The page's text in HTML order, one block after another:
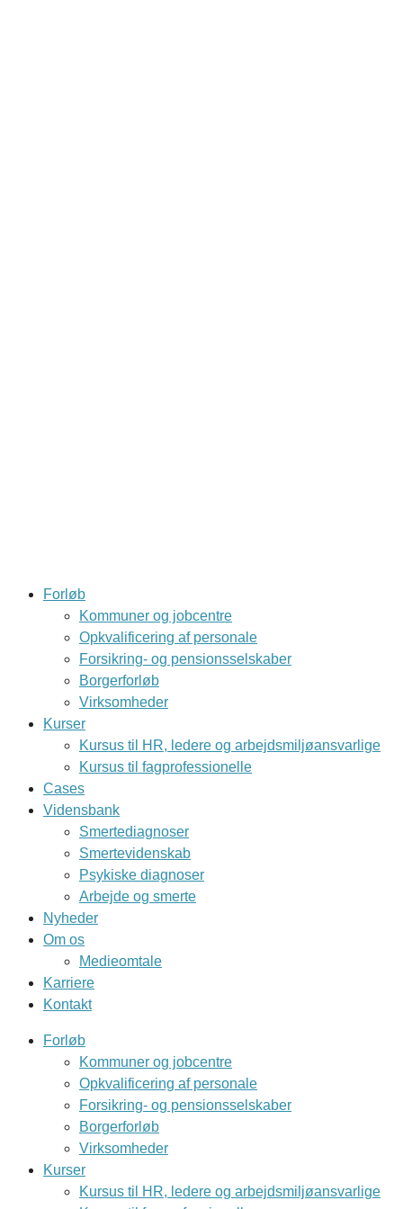
Forløb
Kommuner og jobcentre
Opkvalificering af personale
Forsikring- og pensionsselskaber
Borgerforløb
Virksomheder
Kurser
Kursus til HR, ledere og arbejdsmiljøansvarlige
Kursus til fagprofessionelle
Cases
Vidensbank
Smertediagnoser
Smertevidenskab
Psykiske diagnoser
Arbejde og smerte
Nyheder
Om os
Medieomtale
Karriere
Kontakt
Forløb
Kommuner og jobcentre
Opkvalificering af personale
Forsikring- og pensionsselskaber
Borgerforløb
Virksomheder
Kurser
Kursus til HR, ledere og arbejdsmiljøansvarlige